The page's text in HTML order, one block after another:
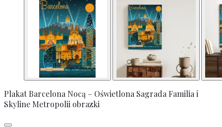
Plakat Barcelona Nocą – Oświetlona Sagrada Familia i
Skyline Metropolii obrazki